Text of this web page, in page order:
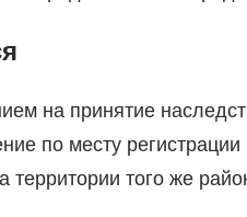
на принятие
по месту
территории того же